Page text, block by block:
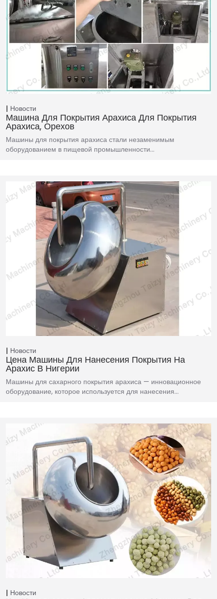
Новости
Машина Для Покрытия Арахиса Для Покрытия
Арахиса, Орехов
Машины для покрытия арахиса стали незаменимым
оборудованием в пищевой промышленности…
Новости
Цена Машины Для Нанесения Покрытия На
Арахис В Нигерии
Машины для сахарного покрытия арахиса — инновационное
оборудование, которое используется для нанесения…
Новости